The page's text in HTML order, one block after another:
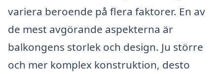
variera beroende på flera faktorer. En av
de mest avgörande aspekterna är
balkongens storlek och design. Ju större
och mer komplex konstruktion, desto